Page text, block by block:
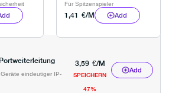
Für Spitzenspieler
1,41 €/M Add
eindeutiger IP-
3,59 €/M
SPEICHERN
47%
Add